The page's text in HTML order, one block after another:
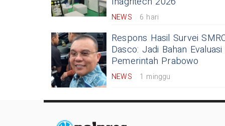
NEWS 6 hari
Respons Hasil Survei
Dasco: Jadi Bahan Evaluasi
Pemerintah Prabowo
NEWS 1 minggu